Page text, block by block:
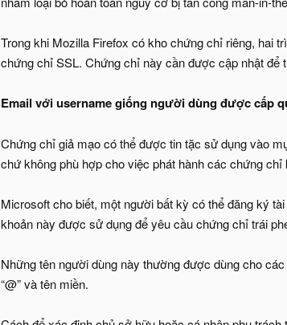
Trong khi Mozilla Firefox có kho chứng chỉ riêng, hai
chứng chỉ SSL. Chứng chỉ này cần được cập nhật để
Email với username giống người dùng được cấp
Chứng chỉ giả mạo có thể được tin tặc sử dụng vào
chứ không phù hợp cho việc phát hành các chứng
Microsoft cho biết, một người bất kỳ có thể đăng ký
khoản này được sử dụng để yêu cầu chứng chỉ trái
Những tên người dùng này thường được dùng cho
“@” và tên miền.